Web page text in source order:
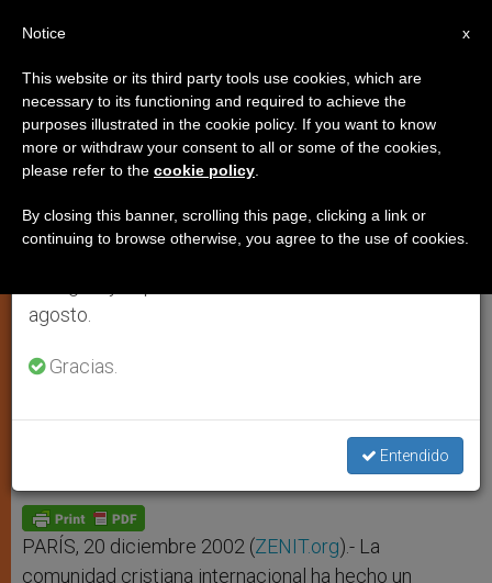
Mensajes a Taizé: Los jóvenes,
esperanza de paz en el mundo
contribución, invita Juan Pablo II
DICIEMBRE 20, 2002 00:00
h
A
p
p
e
n
g
e
r
a
o
o
k
w
e
h
PARÍS, 20 diciembre 2002 (ZENIT.org).- La
comunidad cristiana internacional ha hecho un
×
Aviso importante
Del 27 de julio al 7 de agosto haremos la pausa
anual, aprovechando que en el periodo de verano
se generan menos informaciones y también el
agosto.
Gracias.
Entendido
x
Notice
This website or its third party tools use cookies, which are
necessary to its functioning and required to achieve the
purposes illustrated in the cookie policy. If you want to know
more or withdraw your consent to all or some of the cookies,
please refer to the cookie policy
By closing this banner, scrolling this page, clicking a link or
continuing to browse otherwise, you agree to the use of cookies.